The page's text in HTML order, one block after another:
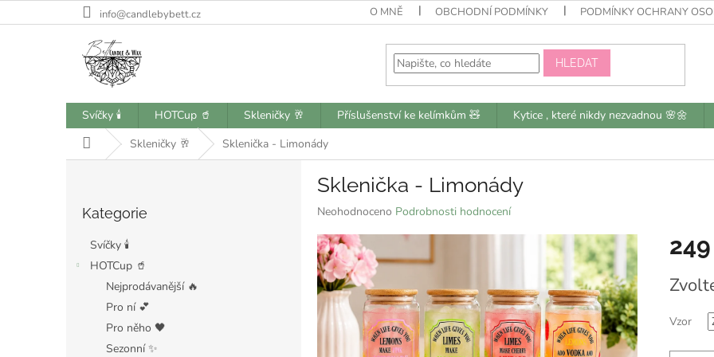
na
info@candlebybett.cz O MNĚ OBCHODNÍ PODMÍNKY PODMÍNKY OCHRANY
HLEDAT
Svíčky 🕯️ HOTCup 🥤 Skleničky 🥂 Příslušenství ke kelímkům 🧸 Kytice , které nikdy nezvadnou 🌸🌼
Domů Skleničky 🥂 Sklenička - Limonády
kategorie
Kategorie
Svíčky 🕯️
HOTCup 🥤
Nejprodávanější 🔥
Pro ní 💕
Pro něho 🖤
Sezonní ✨
Sklenička - Limonády
Průměrné
produktu
je
0,0
z
hvězdiček.
Neohodnoceno Podrobnosti hodnocení
cena:
Vzor